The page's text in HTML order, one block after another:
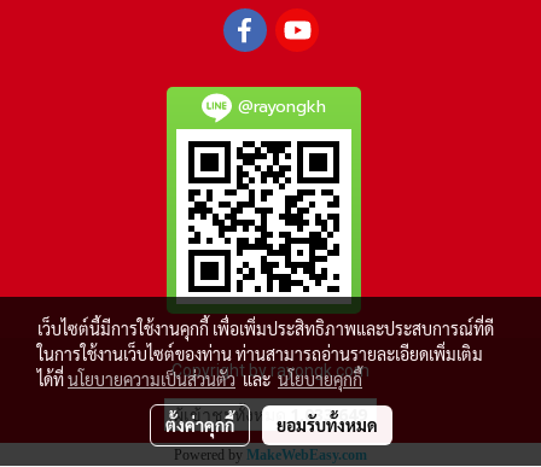
@rayongkh
Copyright by rayongk.com
ผู้เข้าชมวันนี้
Powered by MakeWebEasy.com
เว็บไซต์นี้มีการใช้งานคุกกี้ เพื่อเพิ่มประสิทธิภาพและประสบการณ์ที่ดี
ในการใช้งานเว็บไซต์ของท่าน ท่านสามารถอ่านรายละเอียดเพิ่มเติม
ได้ที่นโยบายความเป็นส่วนตัวและ นโยบายคุกกี้
ตั้งค่าคุกกี้ ยอมรับทั้งหมด